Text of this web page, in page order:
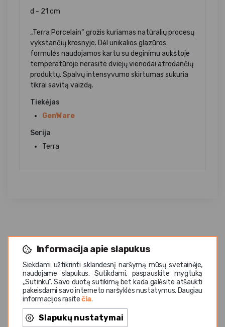
Informacija apie slapukus
Siekdami užtikrinti sklandesnį naršymą mūsų svetainėje,
naudojame slapukus. Sutikdami, paspauskite mygtuką
,,Sutinku". Savo duotą sutikimą bet kada galėsite atšaukti
pakeisdami savo interneto naršyklės nustatymus. Daugiau
informacijos rasitečia.
Slapukų nustatymai
d - 21 cm
„Terra Porcelain“ grožis kuriamas natūralių procesų
vykstančių krosnyje. Dėl unikalios glazūros
formulės naudojamos kartu su deginimu aukštoje
temperatūroje nerasite dviejų vienodai atrodančių
produktų. Spalvų intensyvumo skirtumas sukuria
tikrai savitą vaizdą.
Tiekėjas
GenWare
Serija
Terra
Panašios prekės